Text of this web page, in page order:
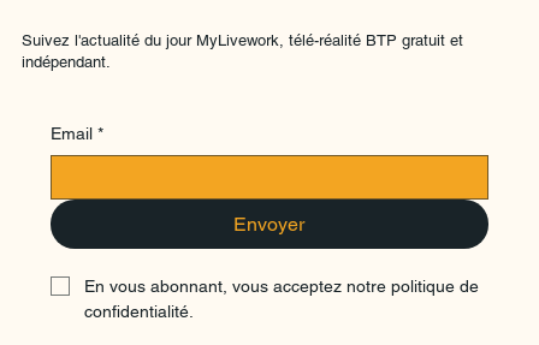
Suivez l'actualité du jour MyLivework, télé-réalité BTP gratuit et
indépendant.
Email *
Envoyer
En vous abonnant, vous acceptez notre politique de
confidentialité.